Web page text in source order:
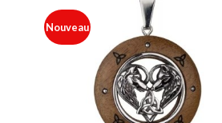
Nouveau
liste